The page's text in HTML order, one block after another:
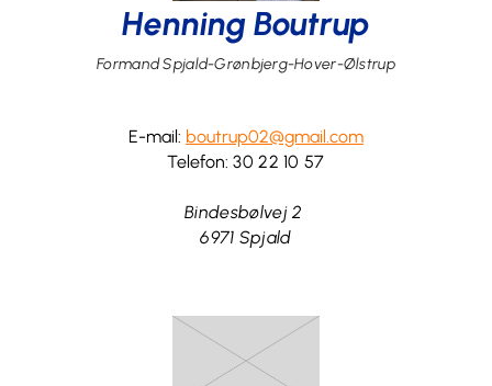
Henning Boutrup
FormandSpjald-Grønbjerg-Hover-Ølstrup
E-mail: boutrup02@gmail.com
Telefon:30 22 10 57
Bindesbølvej 2
6971 Spjald